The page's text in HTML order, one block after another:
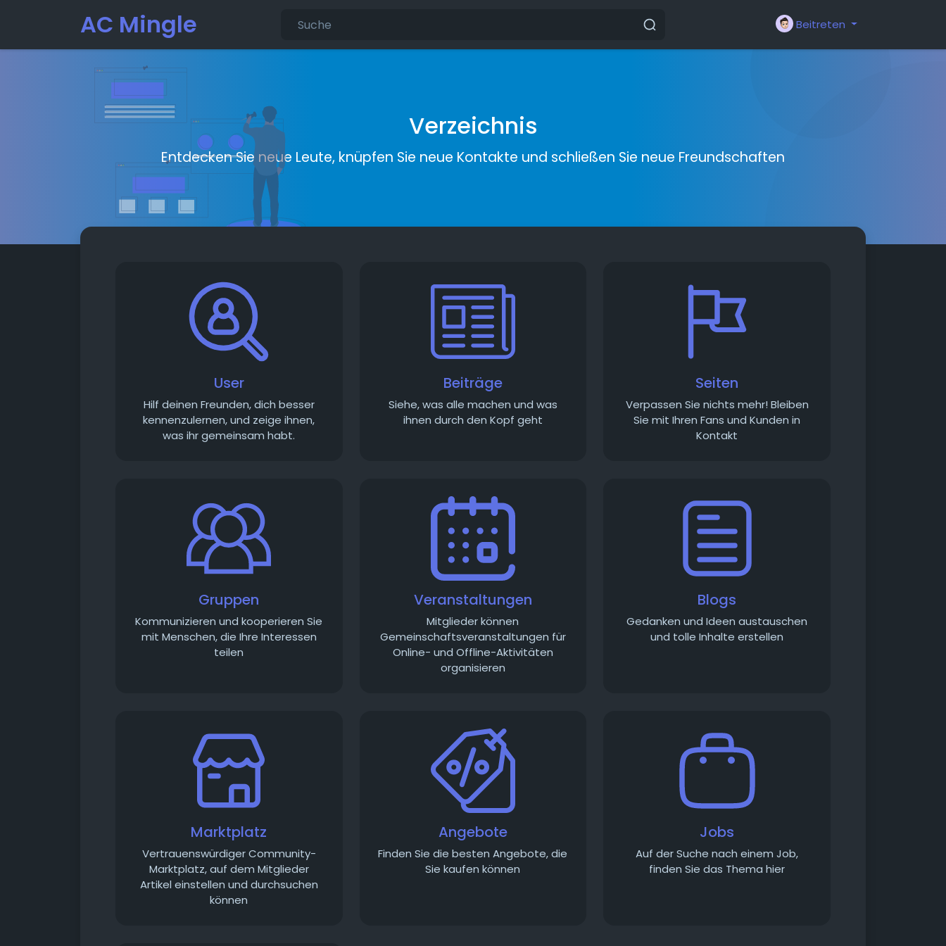
AC Mingle Beitreten
Verzeichnis
Entdecken Sie neue Leute, knüpfen Sie neue Kontakte und schließen Sie neue Freundschaften
User
Hilf deinen Freunden, dich besser
kennenzulernen, und zeige ihnen,
was ihr gemeinsam habt.
Beiträge
Siehe, was alle machen und was
ihnen durch den Kopf geht
Seiten
Verpassen Sie nichts mehr! Bleiben
Sie mit Ihren Fans und Kunden in
Kontakt
Gruppen
Kommunizieren und kooperieren Sie
mit Menschen, die Ihre Interessen
teilen
Veranstaltungen
Mitglieder können
Gemeinschaftsveranstaltungen für
Online- und Offline-Aktivitäten
organisieren
Blogs
Gedanken und Ideen austauschen
und tolle Inhalte erstellen
Marktplatz
Vertrauenswürdiger Community-
Marktplatz, auf dem Mitglieder
Artikel einstellen und durchsuchen
können
Angebote
Finden Sie die besten Angebote, die
Sie kaufen können
Jobs
Auf der Suche nach einem Job,
finden Sie das Thema hier